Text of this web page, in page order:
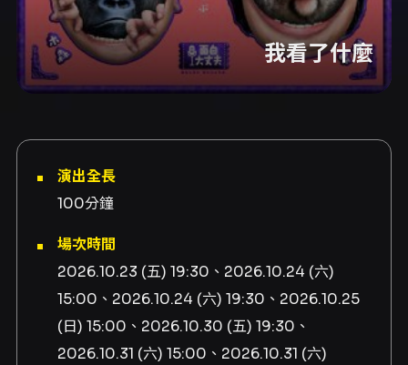
我看了什麼
演出全長
100分鐘
場次時間
2026.10.23 (五) 19:30、2026.10.24 (六)
15:00、2026.10.24 (六) 19:30、2026.10.25
(日) 15:00、2026.10.30 (五) 19:30、
2026.10.31 (六) 15:00、2026.10.31 (六)